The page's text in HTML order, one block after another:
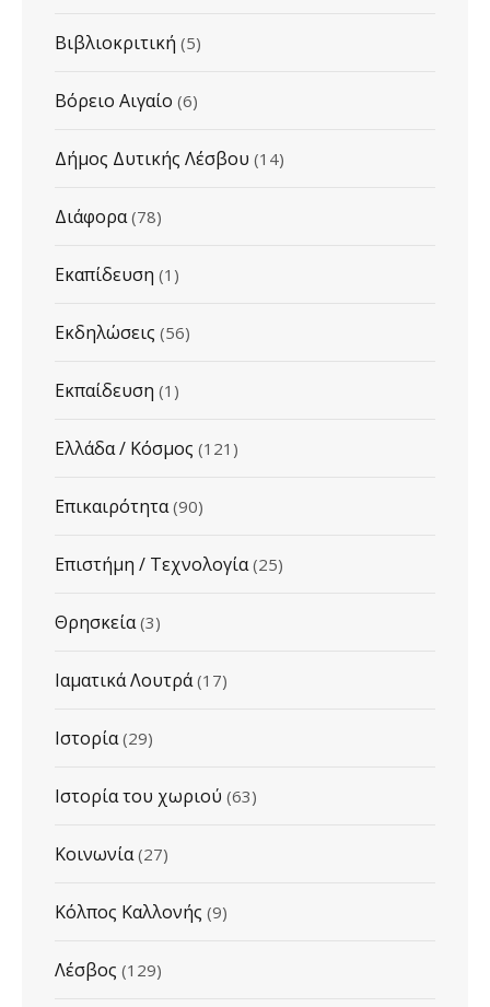
Βιβλιοκριτική (5)
Βόρειο Αιγαίο (6)
Δήμος Δυτικής Λέσβου (14)
Διάφορα (78)
Εκαπίδευση (1)
Εκδηλώσεις (56)
Εκπαίδευση (1)
Ελλάδα / Κόσμος (121)
Επικαιρότητα (90)
Επιστήμη / Τεχνολογία (25)
Θρησκεία (3)
Ιαματικά Λουτρά (17)
Ιστορία (29)
Ιστορία του χωριού (63)
Κοινωνία (27)
Κόλπος Καλλονής (9)
Λέσβος (129)